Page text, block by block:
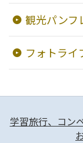
リンク集
観光パンフ
フォトライ
学習旅行、コン